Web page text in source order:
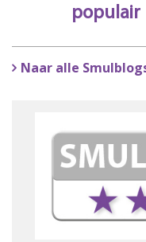
populair
Naar alle